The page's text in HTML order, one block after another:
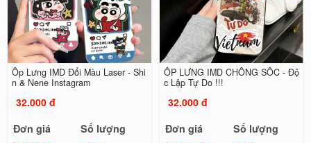
Ốp Lưng IMD Đổi Màu Laser - Shi
n & Nene Instagram
32.000 đ
Đơn giá
Số lượng
ỐP LƯNG IMD CHỐNG SỐC - Độ
c Lập Tự Do !!!
32.000 đ
Đơn giá
Số lượng